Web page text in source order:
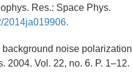
Res.: Space Phys.
2014ja019906.
noise polarization
2004. Vol. 22, no. 6. P. 1–12.